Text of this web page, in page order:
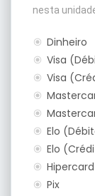
nesta
Dinheiro
Visa
Visa
Elo
Elo
Pix